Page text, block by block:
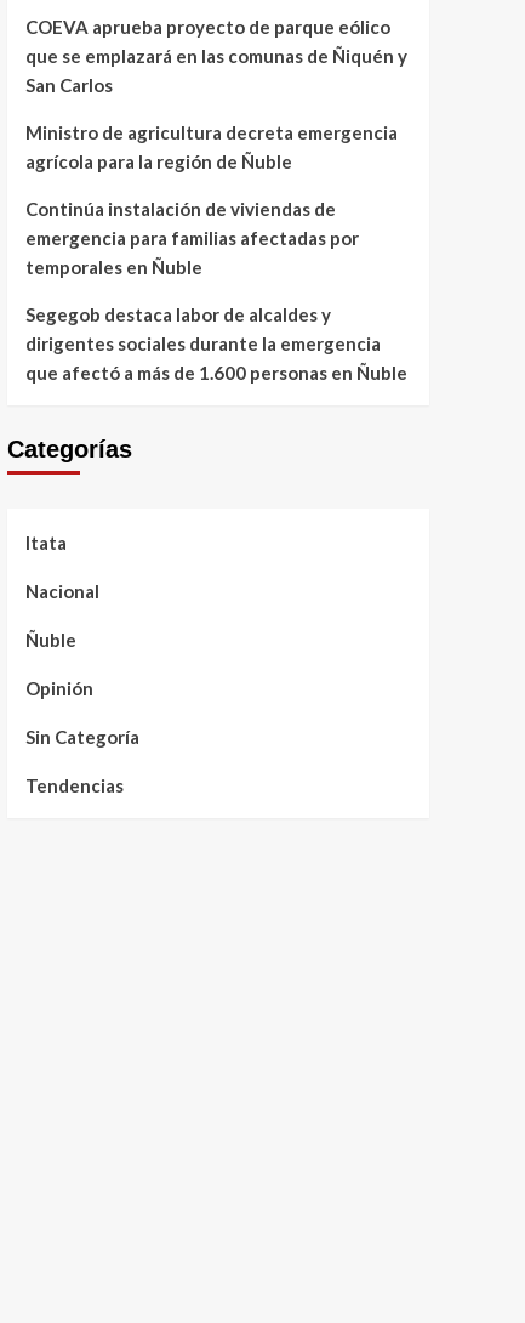
COEVA aprueba proyecto de parque eólico
que se emplazará en las comunas de Ñiquén y
San Carlos
Ministro de agricultura decreta emergencia
agrícola para la región de Ñuble
Continúa instalación de viviendas de
emergencia para familias afectadas por
temporales en Ñuble
Segegob destaca labor de alcaldes y
dirigentes sociales durante la emergencia
que afectó a más de 1.600 personas en Ñuble
Categorías
Itata
Nacional
Ñuble
Opinión
Sin Categoría
Tendencias